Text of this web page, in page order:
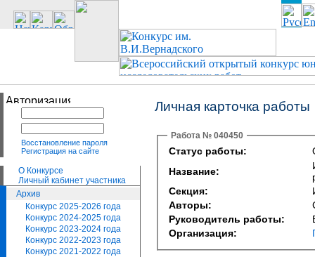
Восстановление пароля
Регистрация на сайте
О Конкурсе
Личный кабинет участника
Архив
Конкурс 2025-2026 года
Конкурс 2024-2025 года
Конкурс 2023-2024 года
Конкурс 2022-2023 года
Конкурс 2021-2022 года
Личная карточка работы
Работа № 040450
Статус работы:
Название:
Секция:
Авторы:
Руководитель работы:
Организация: